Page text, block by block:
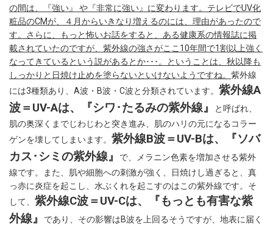
の間は、『強い』 や『非常に強い』に変わります。テレビでUV化
粧品のCMが、４月からいきなり増えるのには、理由があったので
す。さらに、もっと怖いお話をすると、ある健康系の情報誌に掲
載されていたのですが、紫外線の強さがここ10年間で1割以上強く
なってきているという説があるとか･･･。ということは、秋以降も
しっかりと日焼け止めを塗らないといけないようですね。 紫外線
には3種類あり、A波・B波・C波と分類されています。 紫外線A
波＝UV-Aは、『シワ･たるみの紫外線』
と呼ばれ、
肌の奥深くまでじわじわと突き進み、肌のハリの元になるコラー
ゲンを壊してしまいます。 紫外線B波＝UV-Bは、『ソバ
カス･シミの紫外線』
で、メラニン色素を増加させる紫外
線です。また、肌や細胞への刺激が強く、日焼けし過ぎると、真
っ赤に炎症を起こし、水ぶくれを起こすのはこの紫外線です。そ
して、 紫外線C波＝UV-Cは、『もっとも有害な紫
外線』
であり、その影響はB波を上回るそうですが、地表に届く